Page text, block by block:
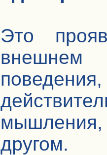
Это
другом.